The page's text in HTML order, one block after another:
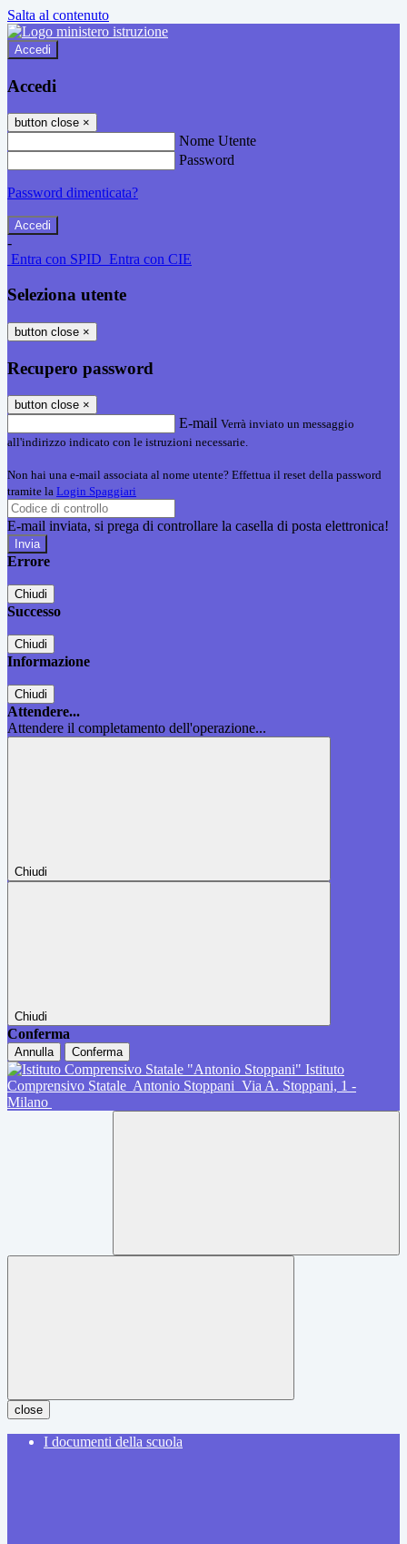
Salta al contenuto
Accedi
Accedi
button close ×
Nome Utente
Password
Password dimenticata?
-
Entra con SPID Entra con CIE
Seleziona utente
button close ×
Recupero password
button close ×
E-mail Verrà inviato un messaggio
all'indirizzo indicato con le istruzioni necessarie.
Non hai una e-mail associata al nome utente? Effettua il reset della password
tramite la Login Spaggiari
E-mail inviata, si prega di controllare la casella di posta elettronica!
Errore
Chiudi
Successo
Chiudi
Informazione
Chiudi
Attendere...
Attendere il completamento dell'operazione...
Chiudi
Chiudi
Conferma
Annulla Conferma
Istituto
Comprensivo Statale Antonio Stoppani Via A. Stoppani, 1 -
Milano
close
I documenti della scuola